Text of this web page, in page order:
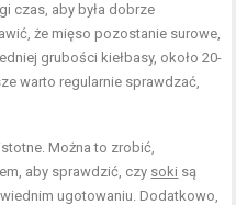
czas, aby była dobrze
że mięso pozostanie surowe,
grubości kiełbasy, około 20-
warto regularnie sprawdzać,
Można to zrobić,
aby sprawdzić, czy soki są
ugotowaniu. Dodatkowo,